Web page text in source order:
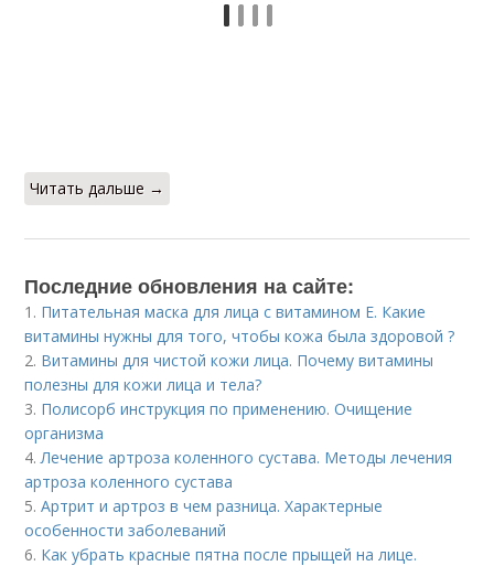
Читать дальше →
Последние обновления на сайте:
1. Питательная маска для лица с витамином Е. Какие
витамины нужны для того, чтобы кожа была здоровой ?
2. Витамины для чистой кожи лица. Почему витамины
полезны для кожи лица и тела?
3. Полисорб инструкция по применению. Очищение
организма
4.Лечение артроза коленного сустава. Методы лечения
артроза коленного сустава
5.Артрит и артроз в чем разница. Характерные
особенности заболеваний
6. Как убрать красные пятна после прыщей на лице.